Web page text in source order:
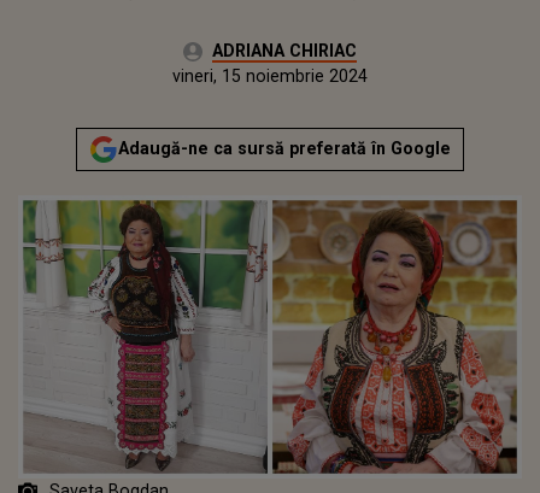
Autor:ADRIANA CHIRIAC
miercuri, 15 noiembrie 2023
Actualizat:
vineri, 15 noiembrie 2024
Adaugă-ne ca sursă preferată în Google